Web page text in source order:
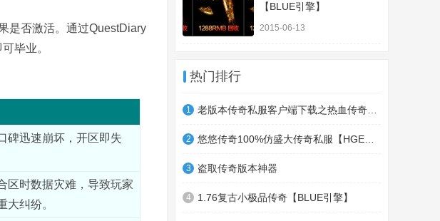
是否激活。通过QuestDiary
毕业。
碑迅速崩坏，开区即失
区时数据灾难，导致玩家
大纠纷。
【BLUE引擎】
2015-06-13
热门排行
1
2
3 盗取传奇版本神器
4 1.76复古小极品传奇【BLUE引擎】